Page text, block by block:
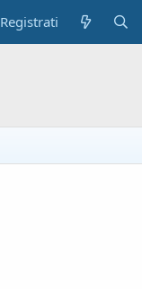
Registrati